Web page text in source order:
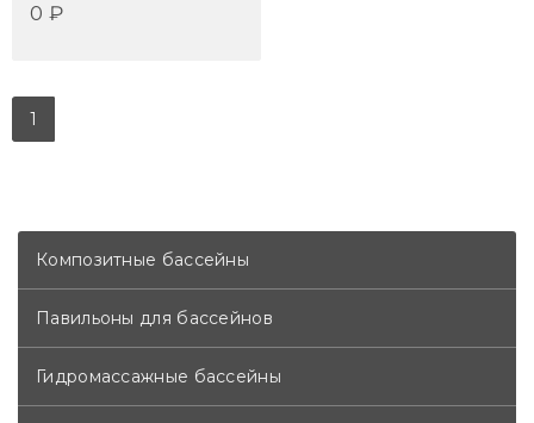
Композитные бассейны
Павильоны для бассейнов
Гидромассажные бассейны
0 ₽
1